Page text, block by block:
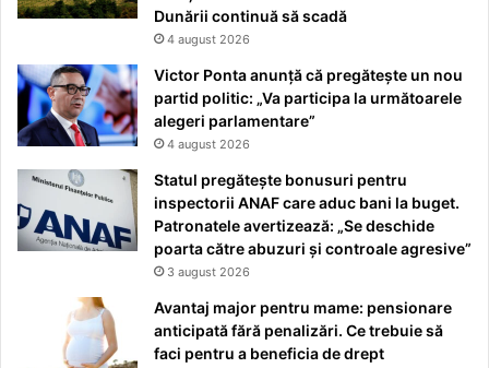
Dunării continuă să scadă
4 august 2026
Victor Ponta anunță că pregătește un nou
partid politic: „Va participa la următoarele
alegeri parlamentare”
4 august 2026
Statul pregătește bonusuri pentru
inspectorii ANAF care aduc bani la buget.
Patronatele avertizează: „Se deschide
poarta către abuzuri și controale agresive”
3 august 2026
Avantaj major pentru mame: pensionare
anticipată fără penalizări. Ce trebuie să
faci pentru a beneficia de drept